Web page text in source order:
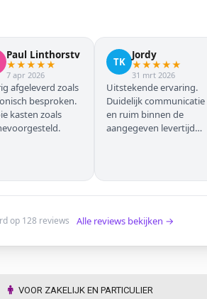
Paul Linthorstv
★★★★★
7 apr 2026
afgeleverd zoals
besproken.
kasten zoals
TK
Jordy
★★★★★
31 mrt 2026
Uitstekende ervaring.
Duidelijk communicatie
en ruim binnen de
aangegeven levertijd
op 128 reviews Alle reviews bekijken →
VOOR ZAKELIJK EN PARTICULIER